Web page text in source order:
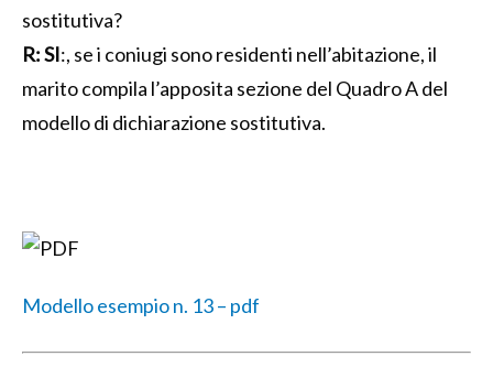
sostitutiva?
R:SI:, se i coniugi sono residenti nell’abitazione, il
marito compila l’apposita sezione del Quadro A del
modello di dichiarazione sostitutiva.
Modello esempio n. 13 – pdf